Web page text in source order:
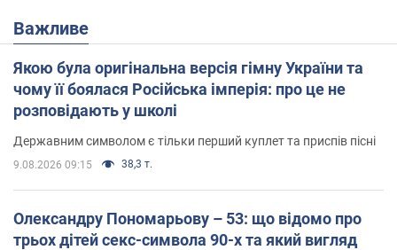
Важливе
Якою була оригінальна версія гімну України та
чому її боялася Російська імперія: про це не
розповідають у школі
Державним символом є тільки перший куплет та приспів пісні
9.08.2026 09:15 38,3 т.
Олександру Пономарьову – 53: що відомо про
трьох дітей секс-символа 90-х та який вигляд